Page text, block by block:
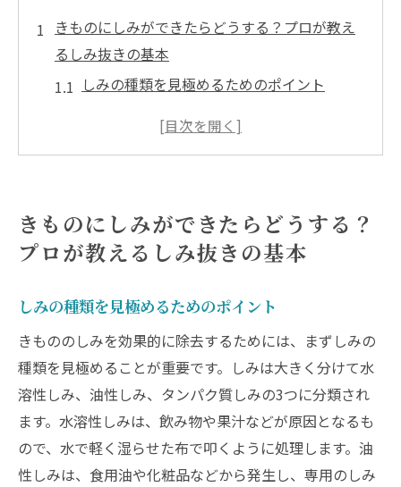
きものにしみができたらどうする？プロが教え
るしみ抜きの基本
しみの種類を見極めるためのポイント
家庭で試せる基本的なしみ抜き対策
しみ抜き後の正しい乾燥方法
しみ抜き専門店の選び方ポイント口コミとレビ
口コミサイトの活用方法
レビューで見るべきポイント
しみ抜き実績の確認方法
店舗の技術力を評価する基準
相談時に確認すべき質問リスト
きものにしみができたらどうする？
プロが教えるしみ抜きの基本
しみの種類を見極めるためのポイント
きもののしみを効果的に除去するためには、まずしみの
種類を見極めることが重要です。しみは大きく分けて水
溶性しみ、油性しみ、タンパク質しみの3つに分類され
ます。水溶性しみは、飲み物や果汁などが原因となるも
ので、水で軽く湿らせた布で叩くように処理します。油
性しみは、食用油や化粧品などから発生し、専用のしみ